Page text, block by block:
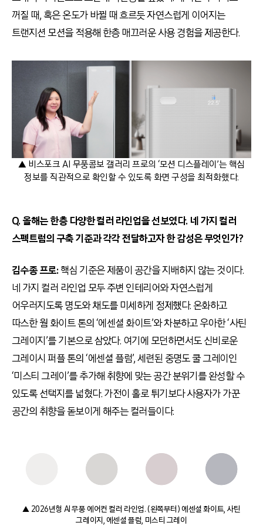
꺼질 때, 혹은 온도가 바뀔 때 흐르듯 자연스럽게 이어지는
트랜지션 모션을 적용해 한층 매끄러운 사용 경험을 제공한다.
▲ 비스포크 AI 무풍콤보 갤러리 프로의 ‘모션 디스플레이’는 핵심
정보를 직관적으로 확인할 수 있도록 화면 구성을 최적화했다.
Q. 올해는 한층 다양한 컬러 라인업을 선보였다. 네 가지 컬러
스펙트럼의 구축 기준과 각각 전달하고자 한 감성은 무엇인가?
김수종 프로:핵심 기준은 제품이 공간을 지배하지 않는 것이다.
네 가지 컬러 라인업 모두 주변 인테리어와 자연스럽게
어우러지도록 명도와 채도를 미세하게 정제했다. 온화하고
따스한 웜 화이트 톤의 ‘에센셜 화이트’와 차분하고 우아한 ‘사틴
그레이지’를 기본으로 삼았다. 여기에 모던하면서도 신비로운
그레이시 퍼플 톤의 ‘에센셜 플럼’, 세련된 중명도 쿨 그레이인
‘미스티 그레이’를 추가해 취향에 맞는 공간 분위기를 완성할 수
있도록 선택지를 넓혔다. 가전이 홀로 튀기보다 사용자가 가꾼
공간의 취향을 돋보이게 해주는 컬러들이다.
▲ 2026년형 AI 무풍 에어컨 컬러 라인업. (왼쪽부터) 에센셜 화이트, 사틴
그레이지, 에센셜 플럼, 미스티 그레이